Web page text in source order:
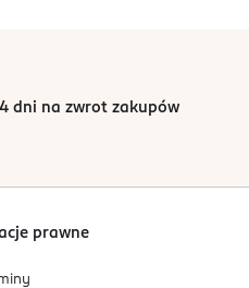
najnowszej
dni na zwrot zakupów
prawne